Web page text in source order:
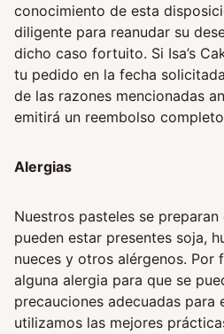
conocimiento de esta
diligente para reanudar su
dicho caso fortuito. Si Isa’s
tu pedido en la fecha
de las razones mencionadas
emitirá un reembolso
Alergias
Nuestros pasteles se
pueden estar presentes soja,
nueces y otros alérgenos. Por
alguna alergia para que se
precauciones adecuadas para
utilizamos las mejores